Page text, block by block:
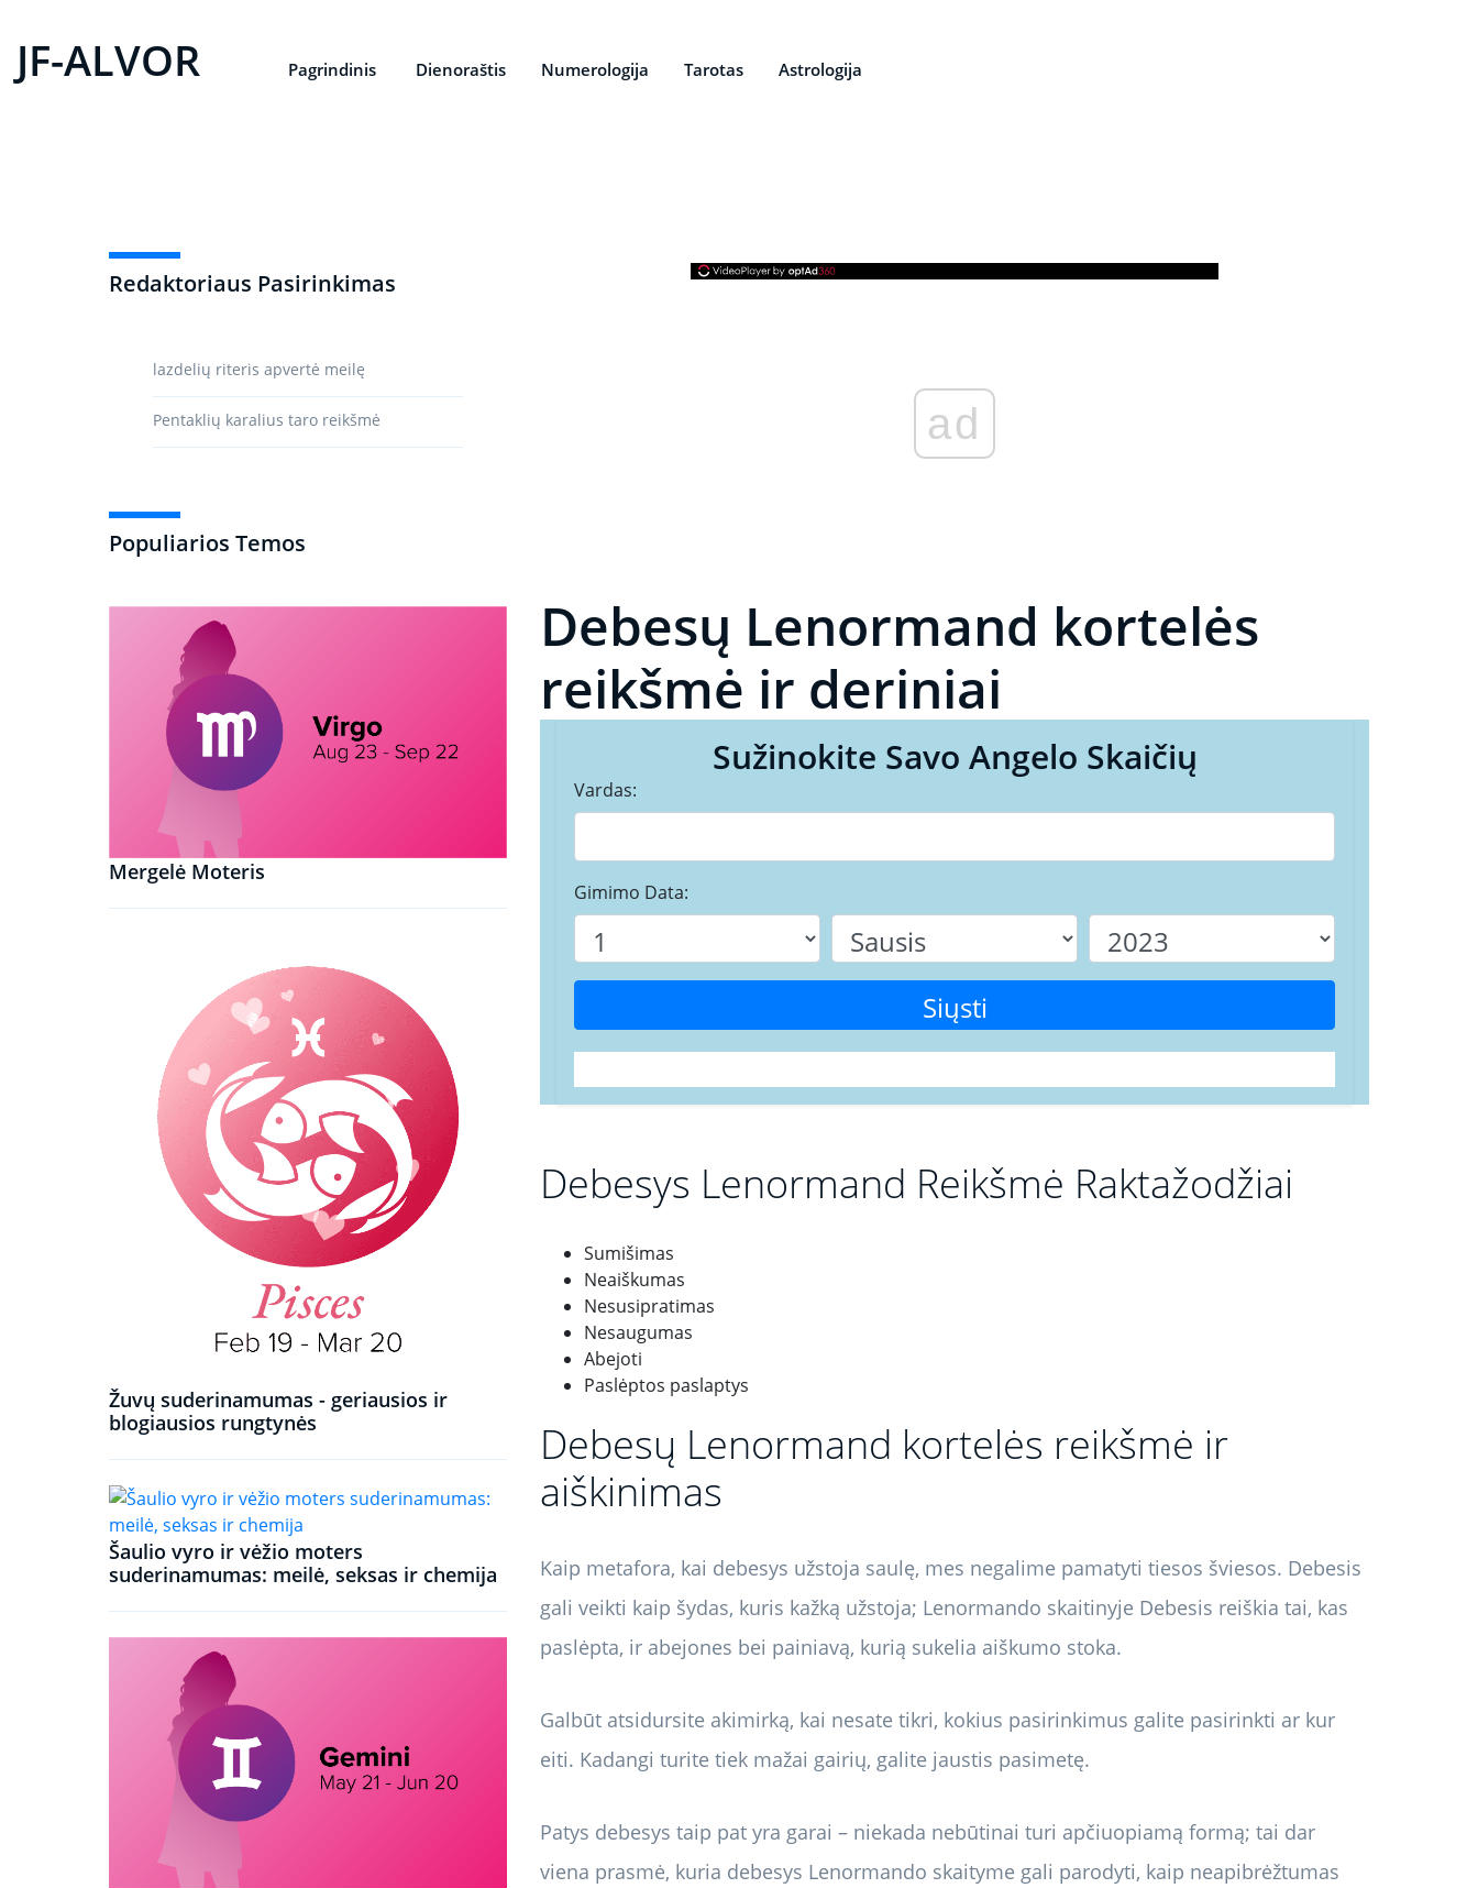
JF-ALVOR Pagrindinis Dienoraštis Numerologija Tarotas Astrologija
Redaktoriaus Pasirinkimas
lazdelių riteris apvertė meilę
Pentaklių karalius taro reikšmė
Populiarios Temos
Mergelė Moteris
Žuvų suderinamumas - geriausios ir
blogiausios rungtynės
Šaulio vyro ir vėžio moters
suderinamumas: meilė, seksas ir chemija
ad
Debesų Lenormand kortelės
reikšmė ir deriniai
Sužinokite Savo Angelo Skaičių
Vardas:
Gimimo Data:
Siųsti
Debesys Lenormand Reikšmė Raktažodžiai
Sumišimas
Neaiškumas
Nesusipratimas
Nesaugumas
Abejoti
Paslėptos paslaptys
Debesų Lenormand kortelės reikšmė ir
aiškinimas
Kaip metafora, kai debesys užstoja saulę, mes negalime pamatyti tiesos šviesos. Debesis
gali veikti kaip šydas, kuris kažką užstoja; Lenormando skaitinyje Debesis reiškia tai, kas
paslėpta, ir abejones bei painiavą, kurią sukelia aiškumo stoka.
Galbūt atsidursite akimirką, kai nesate tikri, kokius pasirinkimus galite pasirinkti ar kur
eiti. Kadangi turite tiek mažai gairių, galite jaustis pasimetę.
Patys debesys taip pat yra garai – niekada nebūtinai turi apčiuopiamą formą; tai dar
viena prasmė, kuria debesys Lenormando skaityme gali parodyti, kaip neapibrėžtumas